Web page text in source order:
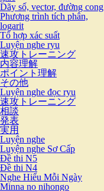
Dãy số, vector, đường cong
Phương trình tích phân,
logarit
Tổ hợp xác suất
Luyện nghe ryu
速攻トレーニング
内容理解
ポイント理解
その他
Luyện nghe đọc ryu
速攻トレーニング
相談
発表
実用
Luyện nghe
Luyện nghe Sơ Cấp
Đề thi N5
Đề thi N4
Nghe Hiểu Mỗi Ngày
Minna no nihongo